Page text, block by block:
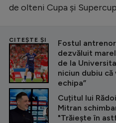
de olteni Cupa și
CITEȘTE ȘI
Fostul
dezvăluit
de la
niciun dubiu
echipa”
Cuțitul lui
Mitran
"Trăiește în